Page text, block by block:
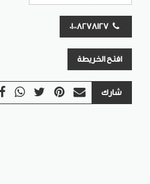
افتح الخريطة
شارك